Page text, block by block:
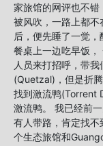
家旅馆的网评也不错
被风吹，一路上都
后，便先睡了一觉
餐桌上一边吃早饭
人员来打招呼，带
(Quetzal)，但是折
找到激流鸭(Torrent
激流鸭。 我已经前
有人带路，肯定找
个生态旅馆和